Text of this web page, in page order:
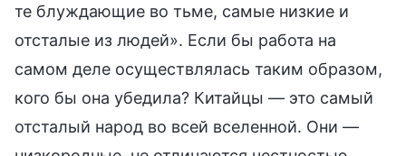
те блуждающие во тьме, самые низкие и
отсталые из людей». Если бы работа на
самом деле осуществлялась таким образом,
кого бы она убедила? Китайцы — это самый
отсталый народ во всей вселенной. Они —